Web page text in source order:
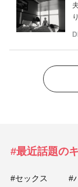
#最近話題の
#セックス #